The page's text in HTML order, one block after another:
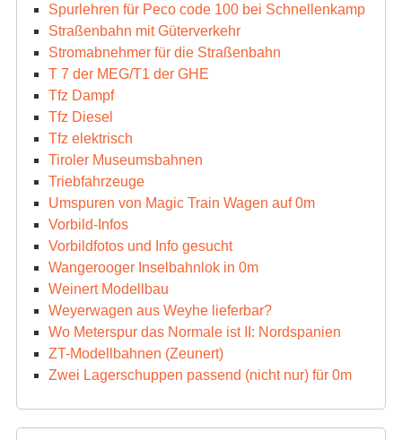
Spurlehren für Peco code 100 bei Schnellenkamp
Straßenbahn mit Güterverkehr
Stromabnehmer für die Straßenbahn
T 7 der MEG/T1 der GHE
Tfz Dampf
Tfz Diesel
Tfz elektrisch
Tiroler Museumsbahnen
Triebfahrzeuge
Umspuren von Magic Train Wagen auf 0m
Vorbild-Infos
Vorbildfotos und Info gesucht
Wangerooger Inselbahnlok in 0m
Weinert Modellbau
Weyerwagen aus Weyhe lieferbar?
Wo Meterspur das Normale ist II: Nordspanien
ZT-Modellbahnen (Zeunert)
Zwei Lagerschuppen passend (nicht nur) für 0m